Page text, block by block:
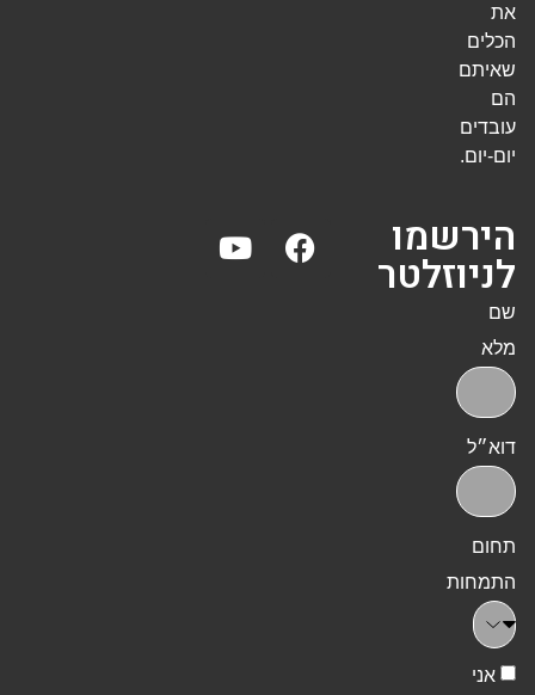
את
הכלים
שאיתם
הם
עובדים
יום-יום.
הירשמו
לניוזלטר
שם
מלא
דוא״ל
תחום
התמחות
אני